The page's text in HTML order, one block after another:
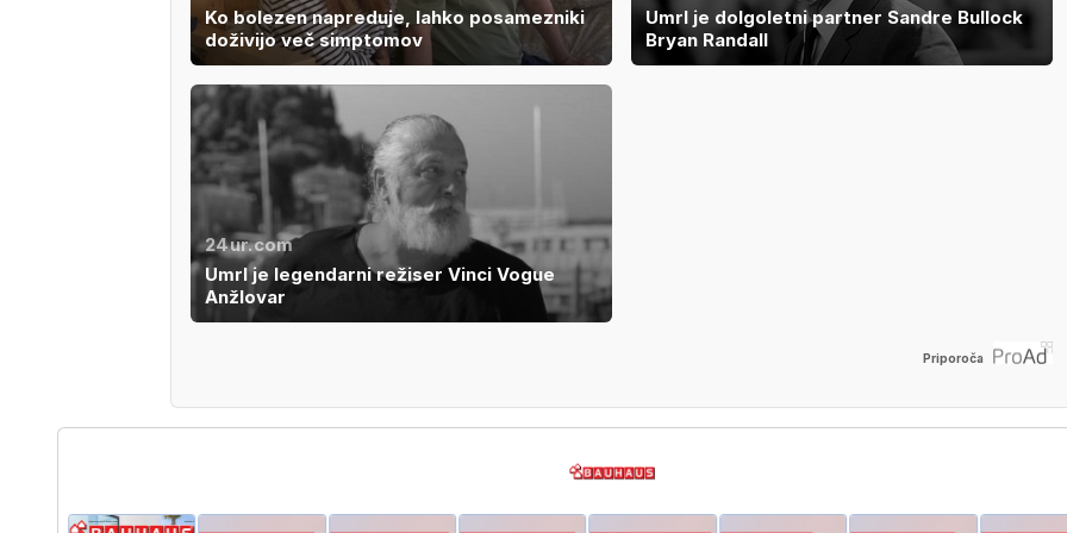
Ko bolezen napreduje, lahko posamezniki
doživijo več simptomov
Umrl je dolgoletni partner Sandre Bullock
Bryan Randall
24ur.com
Umrl je legendarni režiser Vinci Vogue
Anžlovar
Priporoča